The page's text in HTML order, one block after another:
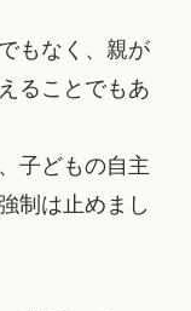
もなく、親が
ることでもあ
子どもの自主
制は止めまし